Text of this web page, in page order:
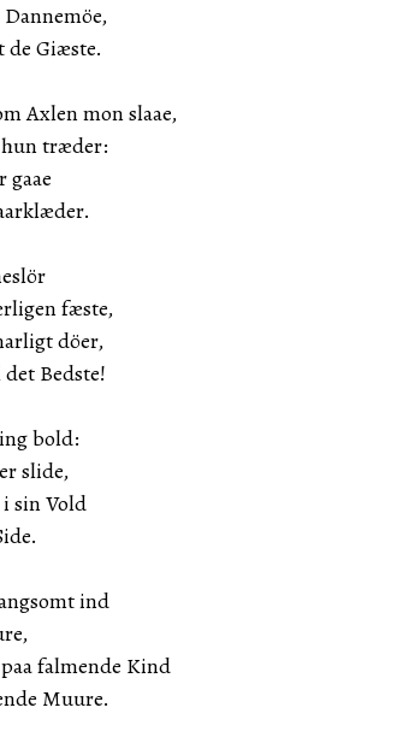
Giæste.
Axlen mon slaae,
træder:
gaae
fæste,
döer,
Bedste!
bold:
slide,
sin Vold
ind
falmende Kind
Muure.